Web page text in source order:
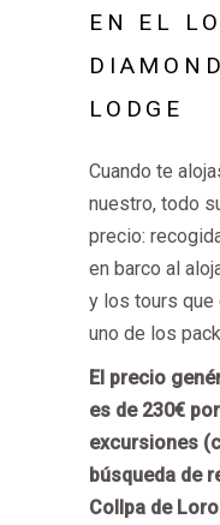
EN EL
LODGE
Cuando te
nuestro, todo
precio:
en barco al
y los tours que
uno de los
El precio
es de 230€
excursiones
búsqueda de
Collpa de